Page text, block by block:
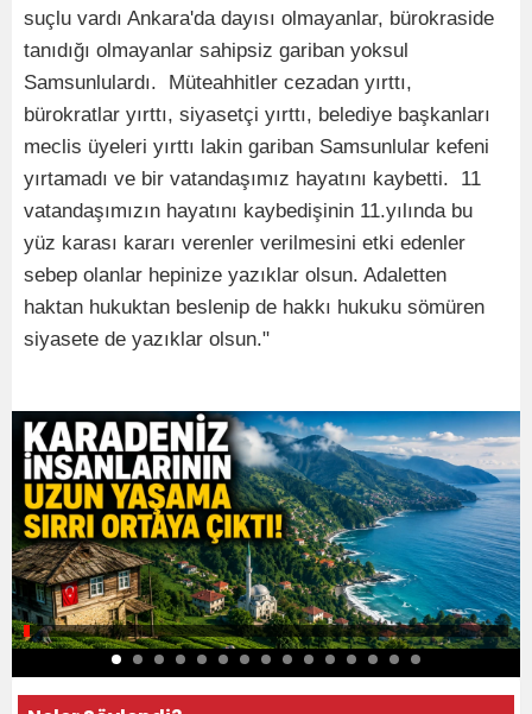
suçlu vardı Ankara'da dayısı olmayanlar, bürokraside
tanıdığı olmayanlar sahipsiz gariban yoksul
Samsunlulardı. Müteahhitler cezadan yırttı,
bürokratlar yırttı, siyasetçi yırttı, belediye başkanları
meclis üyeleri yırttı lakin gariban Samsunlular kefeni
yırtamadı ve bir vatandaşımız hayatını kaybetti. 11
vatandaşımızın hayatını kaybedişinin 11.yılında bu
yüz karası kararı verenler verilmesini etki edenler
sebep olanlar hepinize yazıklar olsun. Adaletten
haktan hukuktan beslenip de hakkı hukuku sömüren
siyasete de yazıklar olsun."